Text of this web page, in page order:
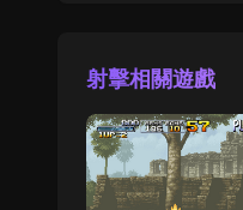
射擊相關遊戲